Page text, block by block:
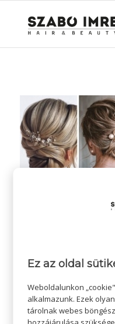
Ez az oldal
Weboldalunkon
alkalmazunk. Ezek
tárolnak webes